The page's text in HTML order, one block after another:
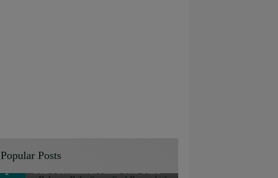
Popular Posts
1
Pemkab Bone Bolango Buka Suara
Soal Penonaktifan Kades Toto Utara